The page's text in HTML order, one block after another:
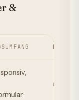
&
PREIS
ab